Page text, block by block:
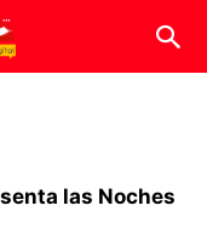
las Noches